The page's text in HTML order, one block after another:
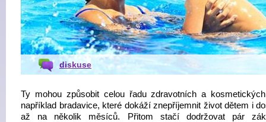
diskuse
Ty mohou způsobit celou řadu zdravotních a
například bradavice, které dokáží znepříjemnit život dětem i
až na několik měsíců. Přitom stačí dodržovat pár